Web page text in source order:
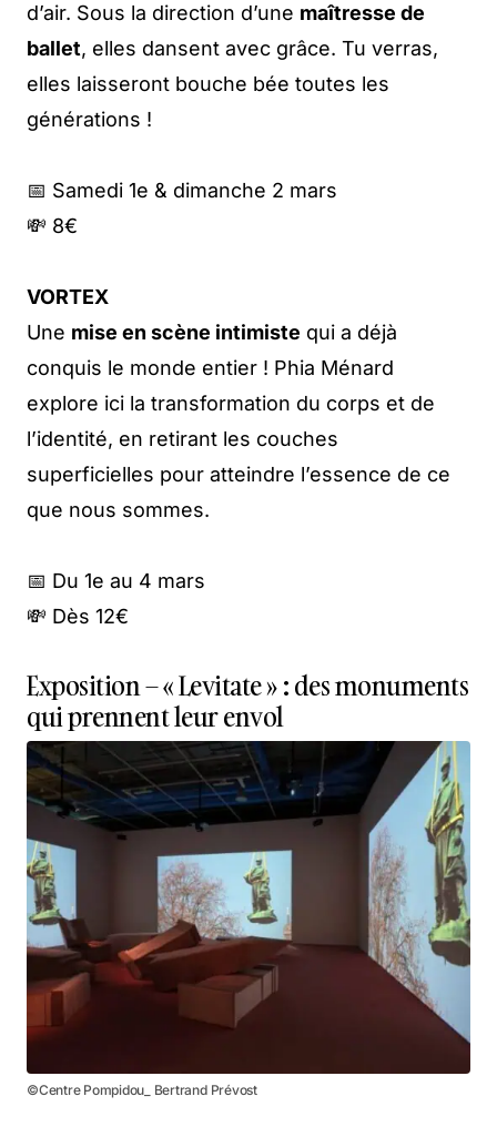
d’air. Sous la direction d’une maîtresse de
ballet, elles dansent avec grâce. Tu verras,
elles laisseront bouche bée toutes les
générations !
📅 Samedi 1e & dimanche 2 mars
💸 8€
VORTEX
Une mise en scène intimiste qui a déjà
conquis le monde entier ! Phia Ménard
explore ici la transformation du corps et de
l’identité, en retirant les couches
superficielles pour atteindre l’essence de ce
que nous sommes.
📅 Du 1e au 4 mars
💸 Dès 12€
Exposition – « Levitate » : des monuments
qui prennent leur envol
©Centre Pompidou_ Bertrand Prévost